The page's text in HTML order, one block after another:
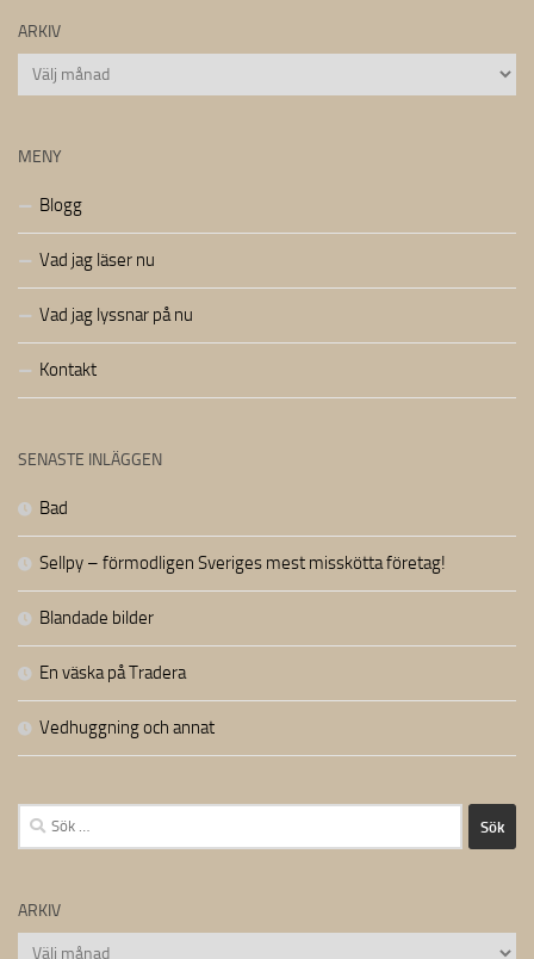
ARKIV
Arkiv
MENY
Blogg
Vad jag läser nu
Vad jag lyssnar på nu
Kontakt
SENASTE INLÄGGEN
Bad
Sellpy – förmodligen Sveriges mest misskötta företag!
Blandade bilder
En väska på Tradera
Vedhuggning och annat
Sök
efter:
ARKIV
Arkiv